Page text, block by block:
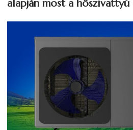
alapján most a